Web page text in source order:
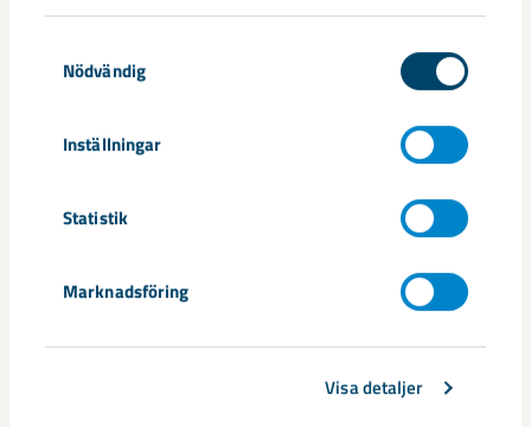
Nödvändig
Inställningar
Statistik
Marknadsföring
Visa detaljer
Handbollstalanger upptäckte en
annan sida av Kiruna
Kirunaborna fick under helgen uppleva handboll på hög nivå
när ungdomslandslag från Sverige, Norge, Portugal och